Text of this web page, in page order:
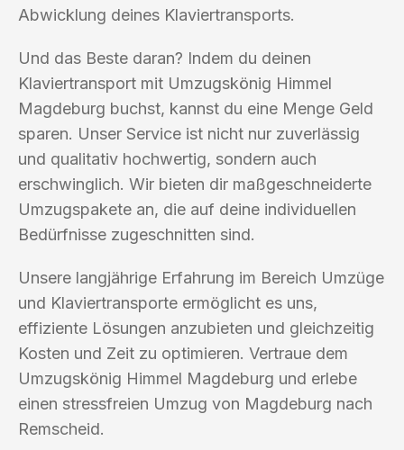
Abwicklung deines Klaviertransports.
Und das Beste daran? Indem du deinen
Klaviertransport mit Umzugskönig Himmel
Magdeburg buchst, kannst du eine Menge Geld
sparen. Unser Service ist nicht nur zuverlässig
und qualitativ hochwertig, sondern auch
erschwinglich. Wir bieten dir maßgeschneiderte
Umzugspakete an, die auf deine individuellen
Bedürfnisse zugeschnitten sind.
Unsere langjährige Erfahrung im Bereich Umzüge
und Klaviertransporte ermöglicht es uns,
effiziente Lösungen anzubieten und gleichzeitig
Kosten und Zeit zu optimieren. Vertraue dem
Umzugskönig Himmel Magdeburg und erlebe
einen stressfreien Umzug von Magdeburg nach
Remscheid.